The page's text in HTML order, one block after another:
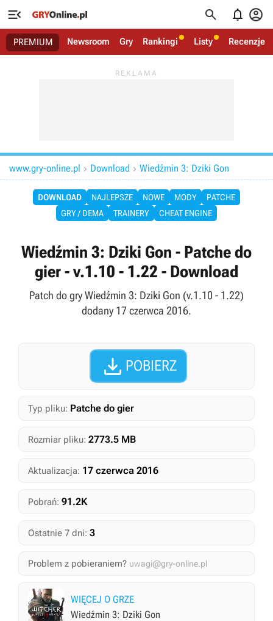
   
PREMIUM Newsroom Gry Rankingi Listy Recenzje
www.gry-online.pl  Download  Wiedźmin 3: Dziki Gon
DOWNLOAD NAJLEPSZE NOWE MODY
PATCHE
GRY / DEMA
TRAINERY CHEAT ENGINE
Wiedźmin 3: Dziki Gon - Patche do
gier - v.1.10 - 1.22 - Download
Patch do gry Wiedźmin 3: Dziki Gon (v.1.10 - 1.22)
dodany 17 czerwca 2016.
 POBIERZ
Typ pliku: Patche do gier
Rozmiar pliku: 2773.5 MB
Aktualizacja: 17 czerwca 2016
Pobrań: 91.2K
Ostatnie 7 dni: 3
Problem z pobieraniem? uwagi@gry-online.pl
WIĘCEJ O GRZE
Wiedźmin 3: Dziki Gon